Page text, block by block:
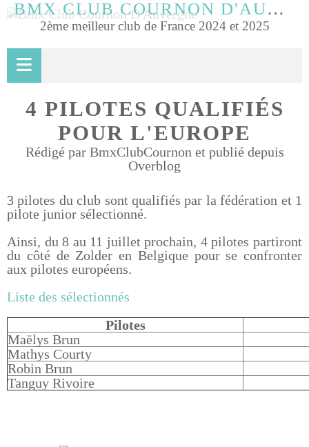
BMX CLUB COURNON D'AUVERGNE
2ème meilleur club de France 2024 et 2025
4 PILOTES QUALIFIÉS
POUR L'EUROPE
Rédigé par BmxClubCournon et publié depuis
Overblog
3 pilotes du club sont qualifiés par la fédération et 1
pilote junior sélectionné.
Ainsi, du 8 au 11 juillet prochain, 4 pilotes partiront
du côté de Zolder en Belgique pour se confronter
aux pilotes européens.
Liste des sélectionnés
Pilotes
Maëlys Brun
Mathys Courty
Robin Brun
Tanguy Rivoire